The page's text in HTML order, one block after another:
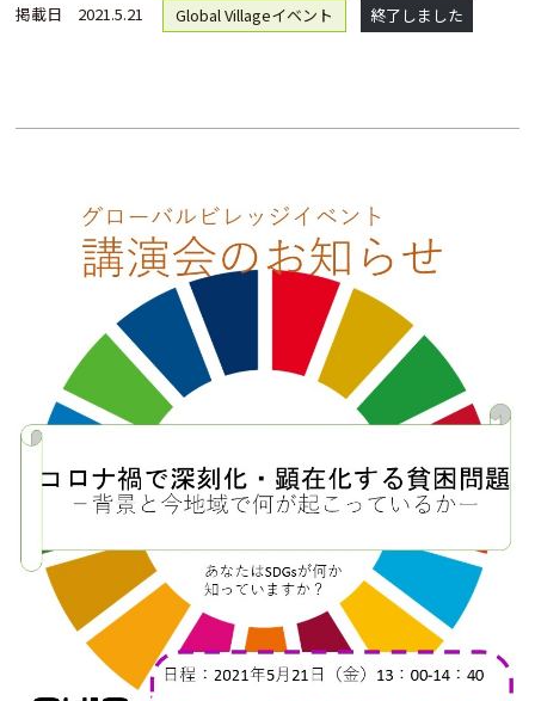
掲載日 2021.5.21 Global Villageイベント 終了しました